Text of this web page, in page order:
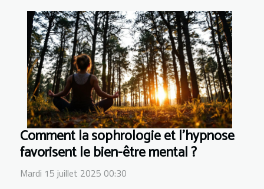
Comment la sophrologie et l'hypnose
favorisent le bien-être mental ?
Mardi 15 juillet 2025 00:30